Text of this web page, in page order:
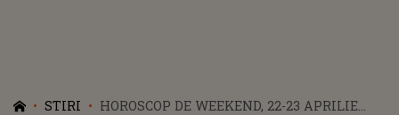
STIRI
HOROSCOP DE WEEKEND, 22-23 APRILIE